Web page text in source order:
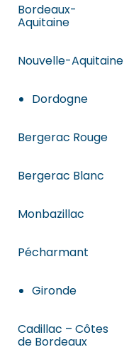
Bordeaux-
Aquitaine
Nouvelle-Aquitaine
Dordogne
Bergerac Rouge
Bergerac Blanc
Monbazillac
Pécharmant
Gironde
Cadillac – Côtes
de Bordeaux